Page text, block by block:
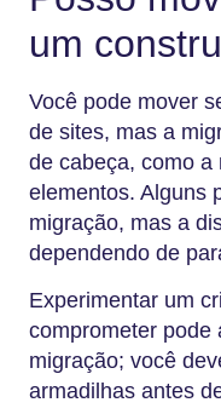
um
Você pode mover
de sites, mas a
de cabeça, como a
elementos. Alguns
migração, mas a
dependendo de
Experimentar um
comprometer pode
migração; você
armadilhas antes